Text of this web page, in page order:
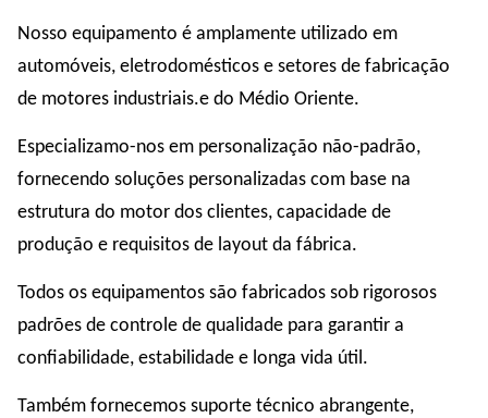
Nosso equipamento é amplamente utilizado em
automóveis, eletrodomésticos e setores de fabricação
de motores industriais.e do Médio Oriente.
Especializamo-nos em personalização não-padrão,
fornecendo soluções personalizadas com base na
estrutura do motor dos clientes, capacidade de
produção e requisitos de layout da fábrica.
Todos os equipamentos são fabricados sob rigorosos
padrões de controle de qualidade para garantir a
confiabilidade, estabilidade e longa vida útil.
Também fornecemos suporte técnico abrangente,